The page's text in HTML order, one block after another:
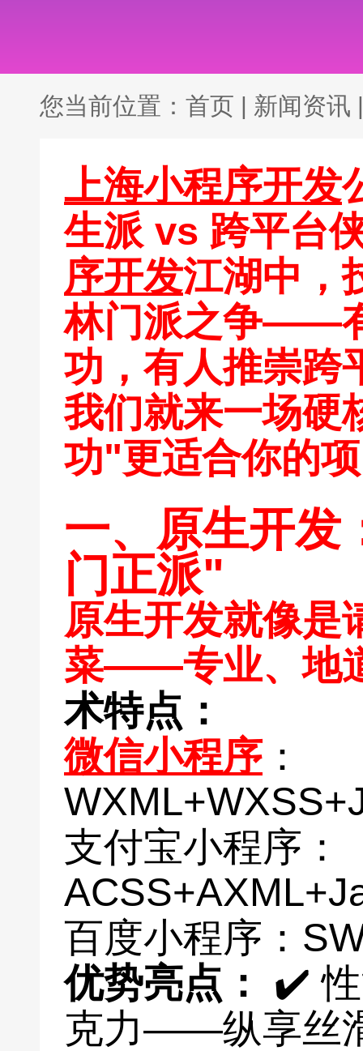
您当前位置： 首页 | 新闻资讯 |
上海小程序开发
生派 vs 跨平台
序开发江湖中，
林门派之争——
功，有人推崇跨
我们就来一场硬
功"更适合你的
一、原生开发
门正派"
原生开发就像是
菜——专业、地
术特点：
微信小程序 ：
支付宝小程序：
百度小程序：
优势亮点：
✔️ 性
克力——纵享丝